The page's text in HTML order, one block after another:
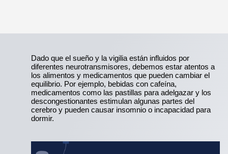
Dado que el sueño y la vigilia están influidos por
diferentes neurotransmisores, debemos estar atentos a
los alimentos y medicamentos que pueden cambiar el
equilibrio. Por ejemplo, bebidas con cafeína,
medicamentos como las pastillas para adelgazar y los
descongestionantes estimulan algunas partes del
cerebro y pueden causar insomnio o incapacidad para
dormir.